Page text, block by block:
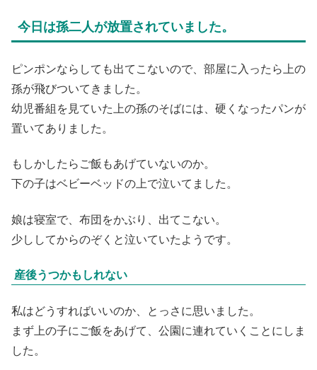
今日は孫二人が放置されていました。
ピンポンならしても出てこないので、部屋に入ったら上の
孫が飛びついてきました。
幼児番組を見ていた上の孫のそばには、硬くなったパンが
置いてありました。
もしかしたらご飯もあげていないのか。
下の子はベビーベッドの上で泣いてました。
娘は寝室で、布団をかぶり、出てこない。
少ししてからのぞくと泣いていたようです。
産後うつかもしれない
私はどうすればいいのか、とっさに思いました。
まず上の子にご飯をあげて、公園に連れていくことにしま
した。